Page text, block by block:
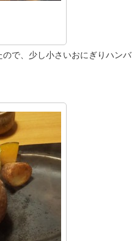
で、少し小さいおにぎりハンバ